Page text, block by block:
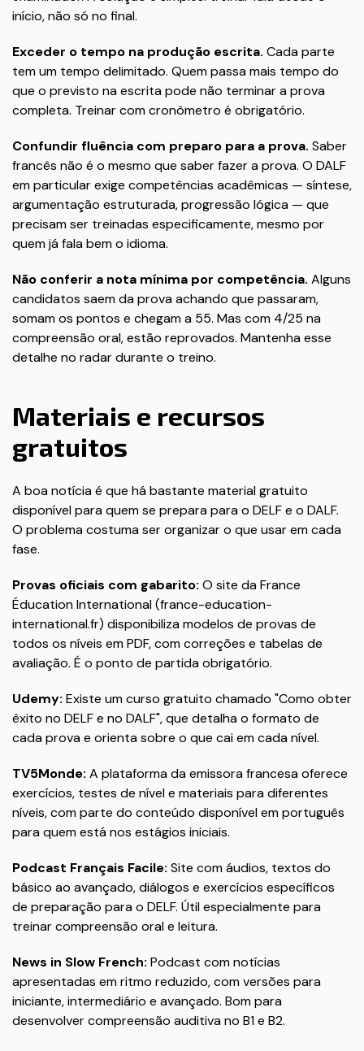
início, não só no final.
Exceder o tempo na produção escrita. Cada parte
tem um tempo delimitado. Quem passa mais tempo do
que o previsto na escrita pode não terminar a prova
completa. Treinar com cronômetro é obrigatório.
Confundir fluência com preparo para a prova. Saber
francês não é o mesmo que saber fazer a prova. O DALF
em particular exige competências acadêmicas — síntese,
argumentação estruturada, progressão lógica — que
precisam ser treinadas especificamente, mesmo por
quem já fala bem o idioma.
Não conferir a nota mínima por competência. Alguns
candidatos saem da prova achando que passaram,
somam os pontos e chegam a 55. Mas com 4/25 na
compreensão oral, estão reprovados. Mantenha esse
detalhe no radar durante o treino.
Materiais e recursos
gratuitos
A boa notícia é que há bastante material gratuito
disponível para quem se prepara para o DELF e o DALF.
O problema costuma ser organizar o que usar em cada
fase.
Provas oficiais com gabarito: O site da France
Éducation International (france-education-
international.fr) disponibiliza modelos de provas de
todos os níveis em PDF, com correções e tabelas de
avaliação. É o ponto de partida obrigatório.
Udemy: Existe um curso gratuito chamado "Como obter
êxito no DELF e no DALF", que detalha o formato de
cada prova e orienta sobre o que cai em cada nível.
TV5Monde: A plataforma da emissora francesa oferece
exercícios, testes de nível e materiais para diferentes
níveis, com parte do conteúdo disponível em português
para quem está nos estágios iniciais.
Podcast Français Facile: Site com áudios, textos do
básico ao avançado, diálogos e exercícios específicos
de preparação para o DELF. Útil especialmente para
treinar compreensão oral e leitura.
News in Slow French: Podcast com notícias
apresentadas em ritmo reduzido, com versões para
iniciante, intermediário e avançado. Bom para
desenvolver compreensão auditiva no B1 e B2.